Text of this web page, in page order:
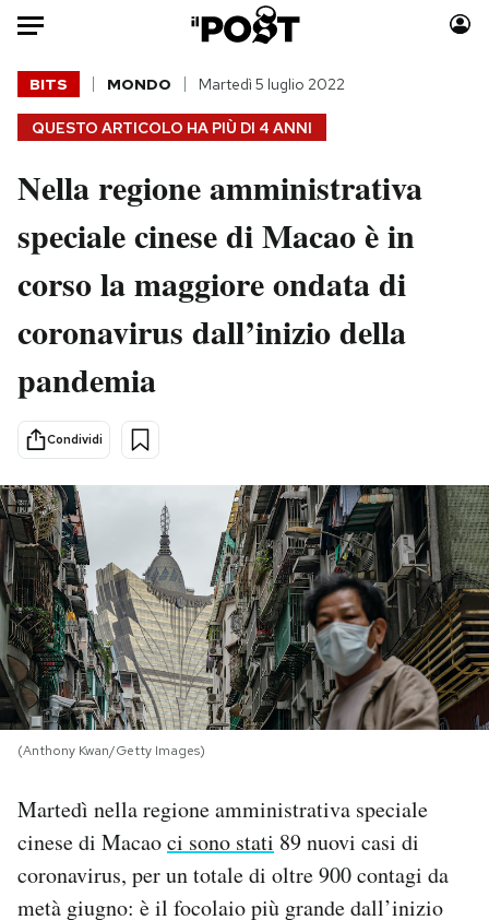
Auto
HOME
Italia
Politica
Tecnologia
Scienza
Cultura
Sport
Moda
Consumismi
Storie/Idee
Media
PODCAST
NEWSLETTER
I MIEI PREFERITI
SHOP
CALENDARIO
AREA PERSONALE
QUESTO ARTICOLO HA PIÙ DI 4 ANNI
BITS MONDO Martedì 5 luglio 2022
Nella regione amministrativa
speciale cinese di Macao è in
corso la maggiore ondata di
coronavirus dall’inizio della
pandemia
Condividi
(Anthony Kwan/Getty Images)
Martedì nella regione amministrativa speciale
cinese di Macaoci sono stati 89 nuovi casi di
coronavirus, per un totale di oltre 900 contagi da
metà giugno: è il focolaio più grande dall’inizio